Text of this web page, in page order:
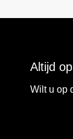
Altijd
Wilt u op